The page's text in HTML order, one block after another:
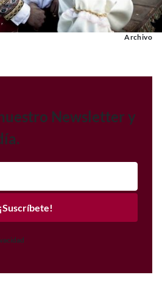
Archivo
Newsletter y
¡Suscríbete!